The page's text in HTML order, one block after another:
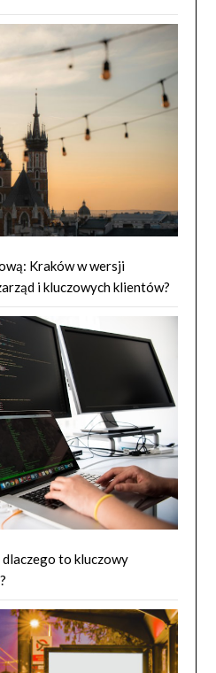
Kraków w wersji
i kluczowych klientów?
dlaczego to kluczowy